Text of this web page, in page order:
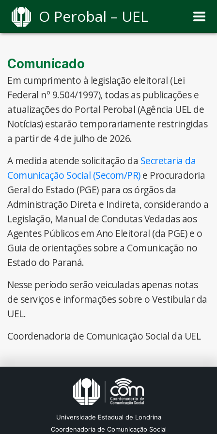
O Perobal – UEL
Comunicado
Em cumprimento à legislação eleitoral (Lei
Federal nº 9.504/1997), todas as publicações e
atualizações do Portal Perobal (Agência UEL de
Notícias) estarão temporariamente restringidas
a partir de 4 de julho de 2026.
A medida atende solicitação da Secretaria da
Comunicação Social (Secom/PR)e Procuradoria
Geral do Estado (PGE) para os órgãos da
Administração Direta e Indireta, considerando a
Legislação, Manual de Condutas Vedadas aos
Agentes Públicos em Ano Eleitoral (da PGE) e o
Guia de orientações sobre a Comunicação no
Estado do Paraná.
Nesse período serão veiculadas apenas notas
de serviços e informações sobre o Vestibular da
UEL.
Coordenadoria de Comunicação Social da UEL
Universidade Estadual de Londrina
Coordenadoria de Comunicação Social